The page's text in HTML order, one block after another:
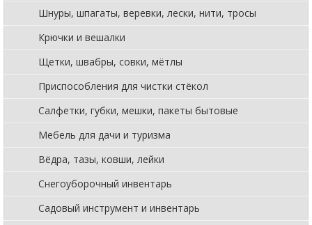
Шнуры, шпагаты, веревки, лески, нити, тросы
Крючки и вешалки
Щетки, швабры, совки, мётлы
Приспособления для чистки стёкол
Салфетки, губки, мешки, пакеты бытовые
Мебель для дачи и туризма
Вёдра, тазы, ковши, лейки
Снегоуборочный инвентарь
Садовый инструмент и инвентарь